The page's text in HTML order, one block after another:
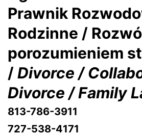
Prawnik
Rodzinne /
porozumieniem
/Divorce /
Divorce / Family
813-786-3911
727-538-4171